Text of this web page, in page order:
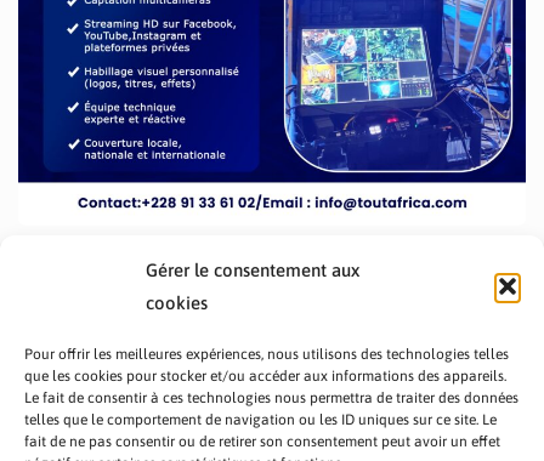
Gérer le consentement aux
cookies
Pour offrir les meilleures expériences, nous utilisons des technologies telles
que les cookies pour stocker et/ou accéder aux informations des appareils.
Le fait de consentir à ces technologies nous permettra de traiter des données
telles que le comportement de navigation ou les ID uniques sur ce site. Le
fait de ne pas consentir ou de retirer son consentement peut avoir un effet
PRÉSENTATION TOUTAFRICA A PROPOS